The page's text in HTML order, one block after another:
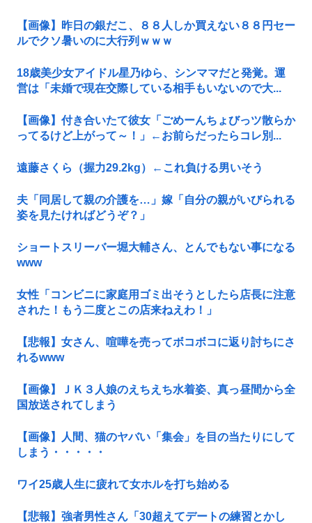
【画像】昨日の銀だこ、８８人しか買えない８８円セー
ルでクソ暑いのに大行列ｗｗｗ
18歳美少女アイドル星乃ゆら、シンママだと発覚。運
営は「未婚で現在交際している相手もいないので大...
【画像】付き合いたて彼女「ごめーんちょびっツ散らか
ってるけど上がって～！」←お前らだったらコレ別...
遠藤さくら（握力29.2kg）←これ負ける男いそう
夫「同居して親の介護を…」嫁「自分の親がいびられる
姿を見たければどうぞ？」
ショートスリーバー堀大輔さん、とんでもない事になる
www
女性「コンビニに家庭用ゴミ出そうとしたら店長に注意
された！もう二度とこの店来ねえわ！」
【悲報】女さん、喧嘩を売ってボコボコに返り討ちにさ
れるwww
【画像】ＪＫ３人娘のえちえち水着姿、真っ昼間から全
国放送されてしまう
【画像】人間、猫のヤバい「集会」を目の当たりにして
しまう・・・・・
ワイ25歳人生に疲れて女ホルを打ち始める
【悲報】強者男性さん「30超えてデートの練習とかし